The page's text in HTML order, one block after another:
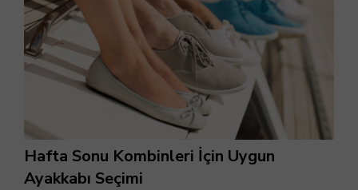
Hafta Sonu Kombinleri İçin Uygun
Ayakkabı Seçimi